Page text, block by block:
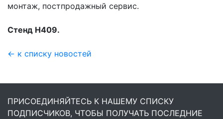
монтаж, постпродажный сервис.
Стенд Н409.
← к списку новостей
ПРИСОЕДИНЯЙТЕСЬ К НАШЕМУ СПИСКУ
ПОДПИСЧИКОВ, ЧТОБЫ ПОЛУЧАТЬ ПОСЛЕДНИЕ